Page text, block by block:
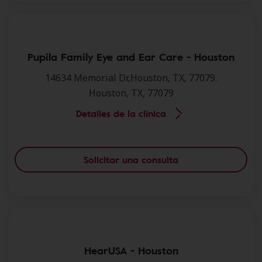
Pupila Family Eye and Ear Care - Houston
14634 Memorial Dr,Houston, TX, 77079.
Houston, TX, 77079
Detalles de la clínica
Solicitar una consulta
HearUSA - Houston